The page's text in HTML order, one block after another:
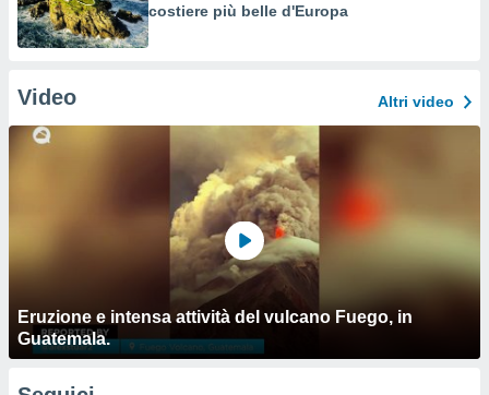
costiere più belle d'Europa
Video Altri video
Eruzione e intensa attività del vulcano Fuego, in
Guatemala.